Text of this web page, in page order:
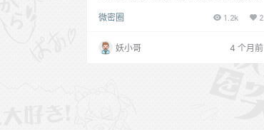
属地：安徽，感兴趣的可以自己去关注了解
琳 不爱笑的赛琳 微密圈合集资源目录 202
5.10.16 抖音 不爱笑的赛琳 秘语空间合集
【395P 15V】 [2026.4.7] NO.029 紫色蕾
微密圈 1.2k 2
妖小哥 4 个月前